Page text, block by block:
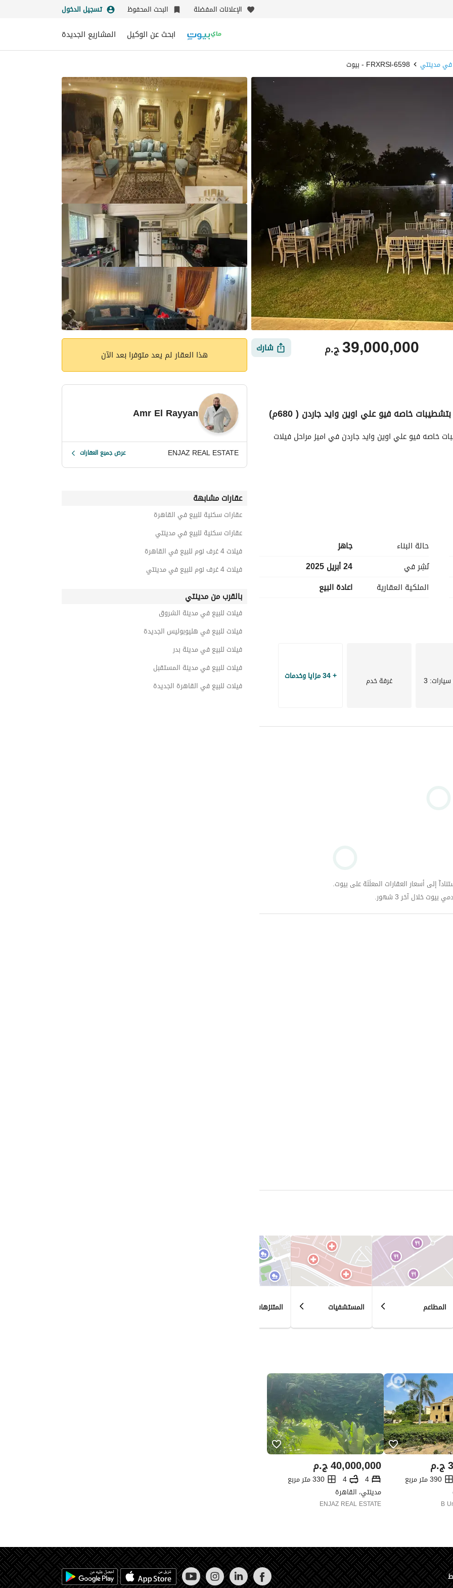
الإعلانات المفضلة البحث المحفوظ تسجيل الدخول
ابحث عن الوكيل المشاريع الجديدة
في مدينتي 6598-FRXRSl - بيوت
ج.م39,000,000 شارك
الموقع والأماكن القريبة
حالة البناء
جاهز
نُشِر في
24 أبريل 2025
الملكية العقارية
اعادة البيع
: 3 غرفة خدم + 34 مزايا وخدمات
إلى أسعار العقارات المعلَنَة على بيوت.
خلال آخر 3 شهور.
المطاعم المستشفيات المتنزهات
ج.م
390 متر مربع
B
ج.م40,000,000
4
4
330 متر مربع
مدينتي، القاهرة
ENJAZ REAL ESTATE
هذا العقار لم يعد متوفرا بعد الآن
Amr El Rayyan
ENJAZ REAL ESTATE عرض جميع العقارات
عقارات مشابهة
عقارات سكنية للبيع في القاهرة
عقارات سكنية للبيع في مدينتي
فيلات 4 غرف نوم للبيع في القاهرة
فيلات 4 غرف نوم للبيع في مدينتي
بالقرب من مدينتي
فيلات للبيع في مدينة الشروق
فيلات للبيع في هليوبوليس الجديدة
فيلات للبيع في مدينة بدر
فيلات للبيع في مدينة المستقبل
فيلات للبيع في القاهرة الجديدة